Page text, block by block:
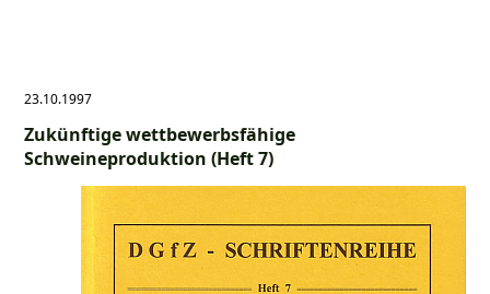
23.10.1997
Zukünftige wettbewerbsfähige
Schweineproduktion (Heft 7)